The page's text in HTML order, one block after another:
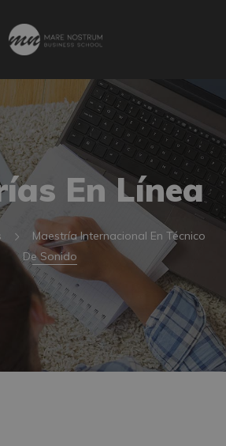
En Línea
Maestría Internacional En Técnico
De Sonido